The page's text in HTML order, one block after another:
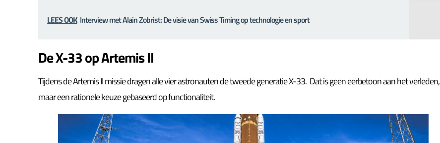
LEES OOK Interview met Alain Zobrist: De visie van Swiss Timing op technologie en sport
De X-33 op Artemis II
Tijdens de Artemis II missie dragen alle vier astronauten de tweede generatie X-33. Dat is geen eerbetoon aan het verleden,
maar een rationele keuze gebaseerd op functionaliteit.